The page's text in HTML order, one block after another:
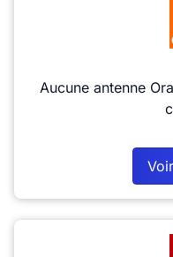
Aucune antenne